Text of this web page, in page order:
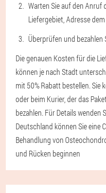
Warten Sie auf den Anruf
Liefergebiet, Adresse
Überprüfen und bezahlen
Die genauen Kosten für die
können je nach Stadt
mit 50% Rabatt bestellen. Sie
oder beim Kurier, der das
bezahlen. Für Details wenden
Deutschland können Sie eine
Behandlung von
und Rücken beginnen